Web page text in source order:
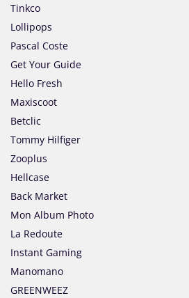
Tinkco
Lollipops
Pascal Coste
Get Your Guide
Hello Fresh
Maxiscoot
Betclic
Tommy Hilfiger
Zooplus
Hellcase
Back Market
Mon Album Photo
La Redoute
Instant Gaming
Manomano
GREENWEEZ